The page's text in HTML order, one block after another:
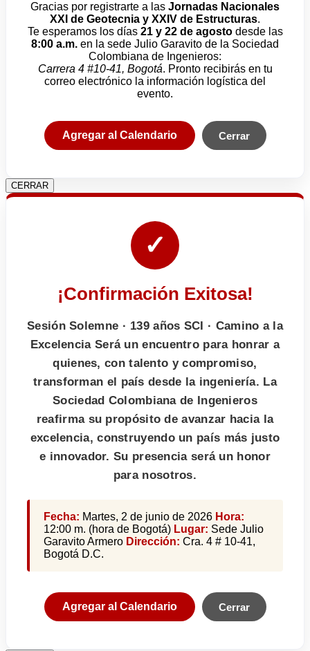
Gracias por registrarte a las Jornadas Nacionales
XXI de Geotecnia y XXIV de Estructuras.
Te esperamos los días 21 y 22 de agostodesde las
8:00 a.m. en la sede Julio Garavito de la Sociedad
Colombiana de Ingenieros:
Carrera 4 #10-41, Bogotá. Pronto recibirás en tu
correo electrónico la información logística del
evento.
Agregar al Calendario Cerrar
CERRAR
✓
¡Confirmación Exitosa!
Sesión Solemne · 139 años SCI · Camino a la
Excelencia Será un encuentro para honrar a
quienes, con talento y compromiso,
transforman el país desde la ingeniería. La
Sociedad Colombiana de Ingenieros
reafirma su propósito de avanzar hacia la
excelencia, construyendo un país más justo
e innovador. Su presencia será un honor
para nosotros.
Fecha: Martes, 2 de junio de 2026 Hora:
12:00 m. (hora de Bogotá) Lugar: Sede Julio
Garavito Armero Dirección: Cra. 4 # 10-41,
Bogotá D.C.
Agregar al Calendario Cerrar